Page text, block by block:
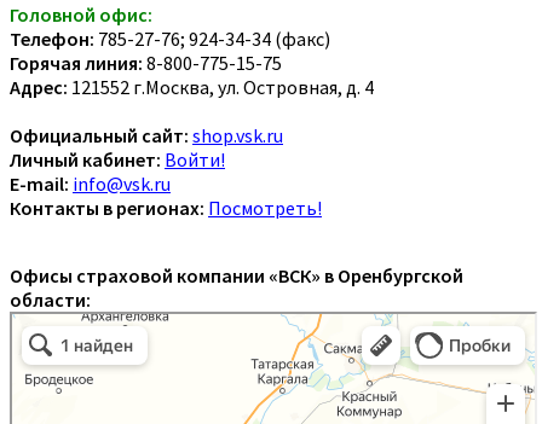
Головной офис:
Телефон: 785-27-76; 924-34-34 (факс)
Горячая линия: 8-800-775-15-75
Адрес: 121552 г.Москва, ул. Островная, д. 4
Официальный сайт: shop.vsk.ru
Личный кабинет: Войти!
E-mail: info@vsk.ru
Контакты в регионах: Посмотреть!
Офисы страховой компании «ВСК» в Оренбургской
области: